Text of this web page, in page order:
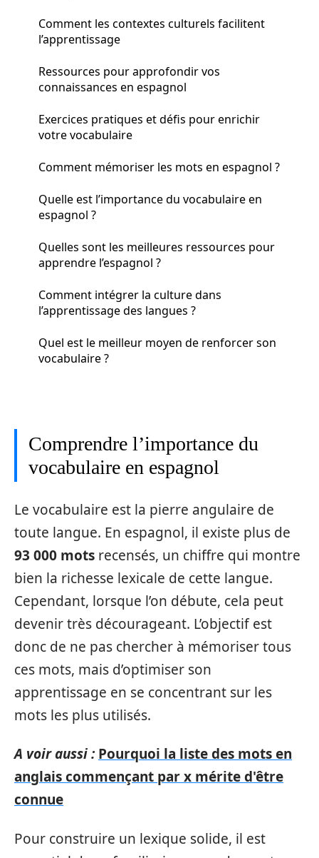
Comment les contextes culturels facilitent
l’apprentissage
Ressources pour approfondir vos
connaissances en espagnol
Exercices pratiques et défis pour enrichir
votre vocabulaire
Comment mémoriser les mots en espagnol ?
Quelle est l’importance du vocabulaire en
espagnol ?
Quelles sont les meilleures ressources pour
apprendre l’espagnol ?
Comment intégrer la culture dans
l’apprentissage des langues ?
Quel est le meilleur moyen de renforcer son
vocabulaire ?
Comprendre l’importance du
vocabulaire en espagnol
Le vocabulaire est la pierre angulaire de
toute langue. En espagnol, il existe plus de
93 000 mots recensés, un chiffre qui montre
bien la richesse lexicale de cette langue.
Cependant, lorsque l’on débute, cela peut
devenir très décourageant. L’objectif est
donc de ne pas chercher à mémoriser tous
ces mots, mais d’optimiser son
apprentissage en se concentrant sur les
mots les plus utilisés.
A voir aussi : Pourquoi la liste des mots en
anglais commençant par x mérite d'être
connue
Pour construire un lexique solide, il est